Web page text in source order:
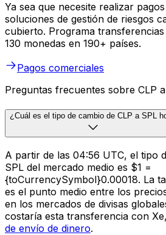
Ya sea que necesite realizar
soluciones de gestión de riesgos
cubierto. Programa
130 monedas en 190+ países.
Pagos comerciales
Preguntas frecuentes sobre CLP
¿Cuál es el tipo de cambio de CLP a SPL
A partir de las 04:56 UTC, el tipo
SPL del mercado medio es $1 =
{toCurrencySymbol}0.00018. La
es el punto medio entre los
en los mercados de divisas
costaría esta transferencia con
de envío de dinero.